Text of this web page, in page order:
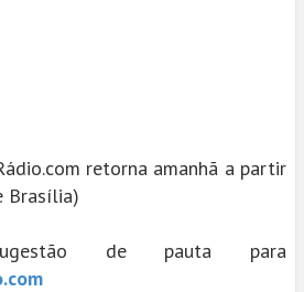
retorna amanhã a partir
Brasília)
de pauta para